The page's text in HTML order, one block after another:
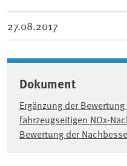
27.08.2017
Dokument
Ergänzung der
fahrzeugseitigen NOx-
Bewertung der